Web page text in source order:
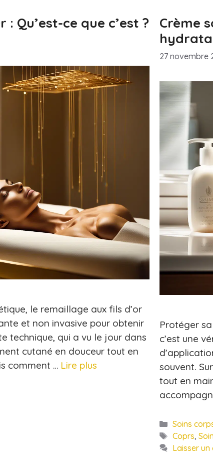
Qu’est-ce que c’est ?
le remaillage aux fils d’or
et non invasive pour obtenir
technique, qui a vu le jour dans
cutané en douceur tout en
comment … Lire plus
Crème
27 novembre
Protéger
c’est une
souvent.
tout en
Catégories
Soins
Étiquettes
Coprs,
Laisser